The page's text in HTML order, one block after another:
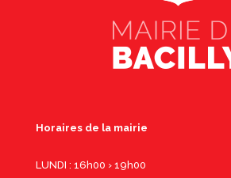
Horaires de la mairie
LUNDI : 16h00 › 19h00